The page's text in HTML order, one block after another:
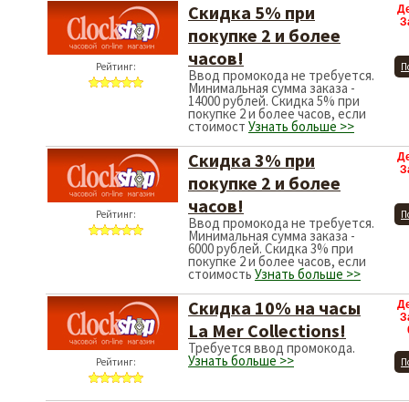
Рейтинг:
Скидка 5% при
покупке 2 и более
часов!
Ввод промокода не требуется.
Минимальная сумма заказа -
14000 рублей. Скидка 5% при
покупке 2 и более часов, если
стоимост Узнать больше >>
Рейтинг:
Скидка 3% при
покупке 2 и более
часов!
Ввод промокода не требуется.
Минимальная сумма заказа -
6000 рублей. Скидка 3% при
покупке 2 и более часов, если
стоимость Узнать больше >>
Рейтинг:
Скидка 10% на часы
La Mer Collections!
Требуется ввод промокода.
Узнать больше >>